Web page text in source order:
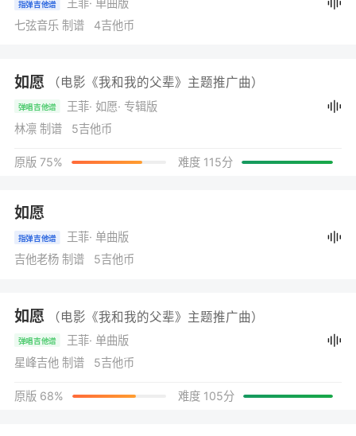
指弹吉他谱 王菲· 单曲版
七弦音乐 制谱 4吉他币
如愿 （电影《我和我的父辈》主题推广曲）
弹唱吉他谱 王菲· 如愿· 专辑版
林凛 制谱 5吉他币
原版 75% 难度 115分
如愿
指弹吉他谱 王菲· 单曲版
吉他老杨 制谱 5吉他币
如愿 （电影《我和我的父辈》主题推广曲）
弹唱吉他谱 王菲· 单曲版
星峰吉他 制谱 5吉他币
原版 68% 难度 105分